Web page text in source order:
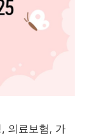
의료보험, 가